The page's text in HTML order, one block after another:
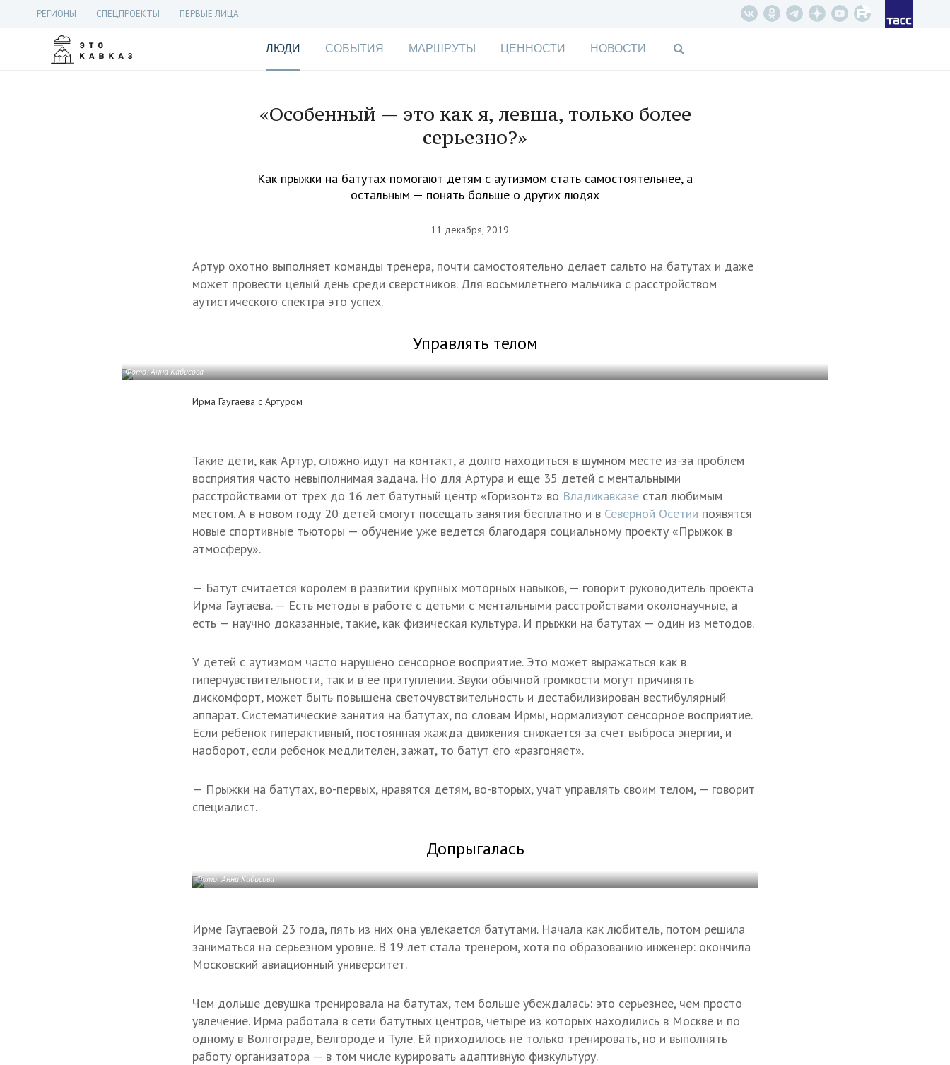
РЕГИОНЫ СПЕЦПРОЕКТЫ ПЕРВЫЕ ЛИЦА
ЛЮДИ СОБЫТИЯ МАРШРУТЫ ЦЕННОСТИ НОВОСТИ
«Особенный — это как я, левша, только более
серьезно?»
Как прыжки на батутах помогают детям с аутизмом стать самостоятельнее, а
остальным — понять больше о других людях
11 декабря, 2019
Артур охотно выполняет команды тренера, почти самостоятельно делает сальто на батутах и даже
может провести целый день среди сверстников. Для восьмилетнего мальчика с расстройством
аутистического спектра это успех.
Управлять телом
Фото: Анна Кабисова
Ирма Гаугаева с Артуром
Такие дети, как Артур, сложно идут на контакт, а долго находиться в шумном месте из-за проблем
восприятия часто невыполнимая задача. Но для Артура и еще 35 детей с ментальными
расстройствами от трех до 16 лет батутный центр «Горизонт» во Владикавказе стал любимым
местом. А в новом году 20 детей смогут посещать занятия бесплатно и в Северной Осетии появятся
новые спортивные тьюторы — обучение уже ведется благодаря социальному проекту «Прыжок в
атмосферу».
— Батут считается королем в развитии крупных моторных навыков, — говорит руководитель проекта
Ирма Гаугаева. — Есть методы в работе с детьми с ментальными расстройствами околонаучные, а
есть — научно доказанные, такие, как физическая культура. И прыжки на батутах — один из методов.
У детей с аутизмом часто нарушено сенсорное восприятие. Это может выражаться как в
гиперчувствительности, так и в ее притуплении. Звуки обычной громкости могут причинять
дискомфорт, может быть повышена светочувствительность и дестабилизирован вестибулярный
аппарат. Систематические занятия на батутах, по словам Ирмы, нормализуют сенсорное восприятие.
Если ребенок гиперактивный, постоянная жажда движения снижается за счет выброса энергии, и
наоборот, если ребенок медлителен, зажат, то батут его «разгоняет».
— Прыжки на батутах, во-первых, нравятся детям, во-вторых, учат управлять своим телом, — говорит
специалист.
Допрыгалась
Фото: Анна Кабисова
Ирме Гаугаевой 23 года, пять из них она увлекается батутами. Начала как любитель, потом решила
заниматься на серьезном уровне. В 19 лет стала тренером, хотя по образованию инженер: окончила
Московский авиационный университет.
Чем дольше девушка тренировала на батутах, тем больше убеждалась: это серьезнее, чем просто
увлечение. Ирма работала в сети батутных центров, четыре из которых находились в Москве и по
одному в Волгограде, Белгороде и Туле. Ей приходилось не только тренировать, но и выполнять
работу организатора — в том числе курировать адаптивную физкультуру.